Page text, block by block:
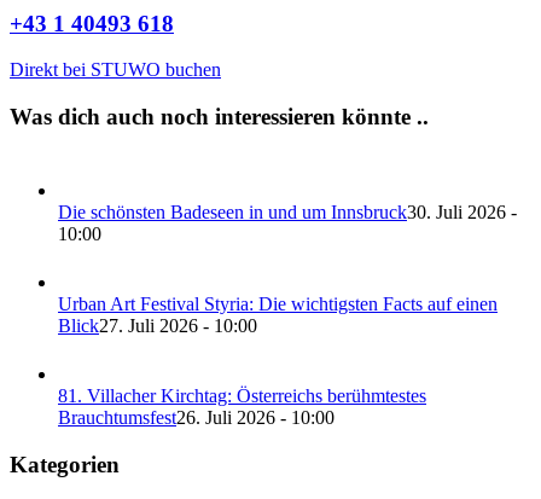
+43 1 40493 618
Direkt bei STUWO buchen
Was dich auch noch interessieren könnte ..
Die schönsten Badeseen in und um Innsbruck30. Juli 2026 -
10:00
Urban Art Festival Styria: Die wichtigsten Facts auf einen
Blick27. Juli 2026 - 10:00
81. Villacher Kirchtag: Österreichs berühmtestes
Brauchtumsfest26. Juli 2026 - 10:00
Kategorien